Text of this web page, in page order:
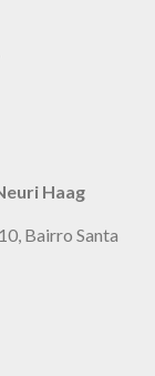
Haag
Bairro Santa